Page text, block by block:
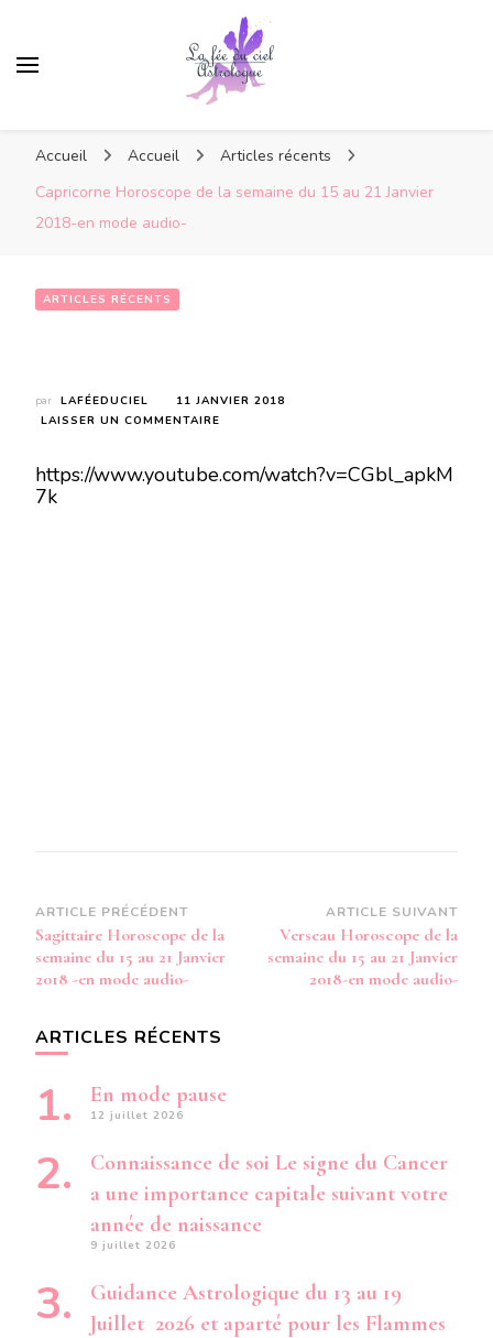
Accueil Accueil
Articles récents
Capricorne Horoscope de la semaine du 15 au 21 Janvier
2018-en mode audio-
ARTICLES RÉCENTS
par LAFÉEDUCIEL
11 JANVIER 2018
LAISSER UN COMMENTAIRE
DE
https://www.youtube.com/watch?v=CGbl_apkM
7k
Navigation
d’article
ARTICLE PRÉCÉDENT
Sagittaire Horoscope de la
semaine du 15 au 21 Janvier
2018 -en mode audio-
ARTICLE SUIVANT
Verseau Horoscope de la
semaine du 15 au 21 Janvier
2018-en mode audio-
ARTICLES RÉCENTS
En mode pause
12 juillet 2026
Connaissance de soi Le signe du Cancer
a une importance capitale suivant votre
année de naissance
9 juillet 2026
Guidance Astrologique du 13 au 19
Juillet 2026 et aparté pour les Flammes